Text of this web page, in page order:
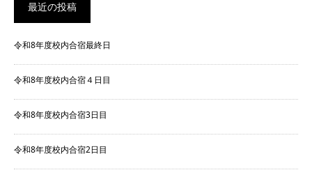
最近の投稿
令和8年度校内合宿最終日
令和8年度校内合宿４日目
令和8年度校内合宿3日目
令和8年度校内合宿2日目